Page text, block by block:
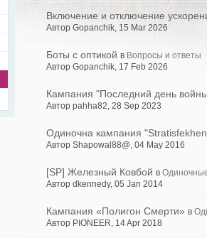
Включение и отключение
Автор Gopanchik, 15 Mar 2026
Боты с оптикой в Вопросы и ответы
Автор Gopanchik, 17 Feb 2026
Кампания "Последний день
Автор pahha82, 28 Sep 2023
Одиночна кампания
Автор Shapowal88@, 04 May 2016
[SP] Железный Ковбой в
Автор dkennedy, 05 Jan 2014
Кампания «Полигон Смерти» в
Автор PIONEER, 14 Apr 2018